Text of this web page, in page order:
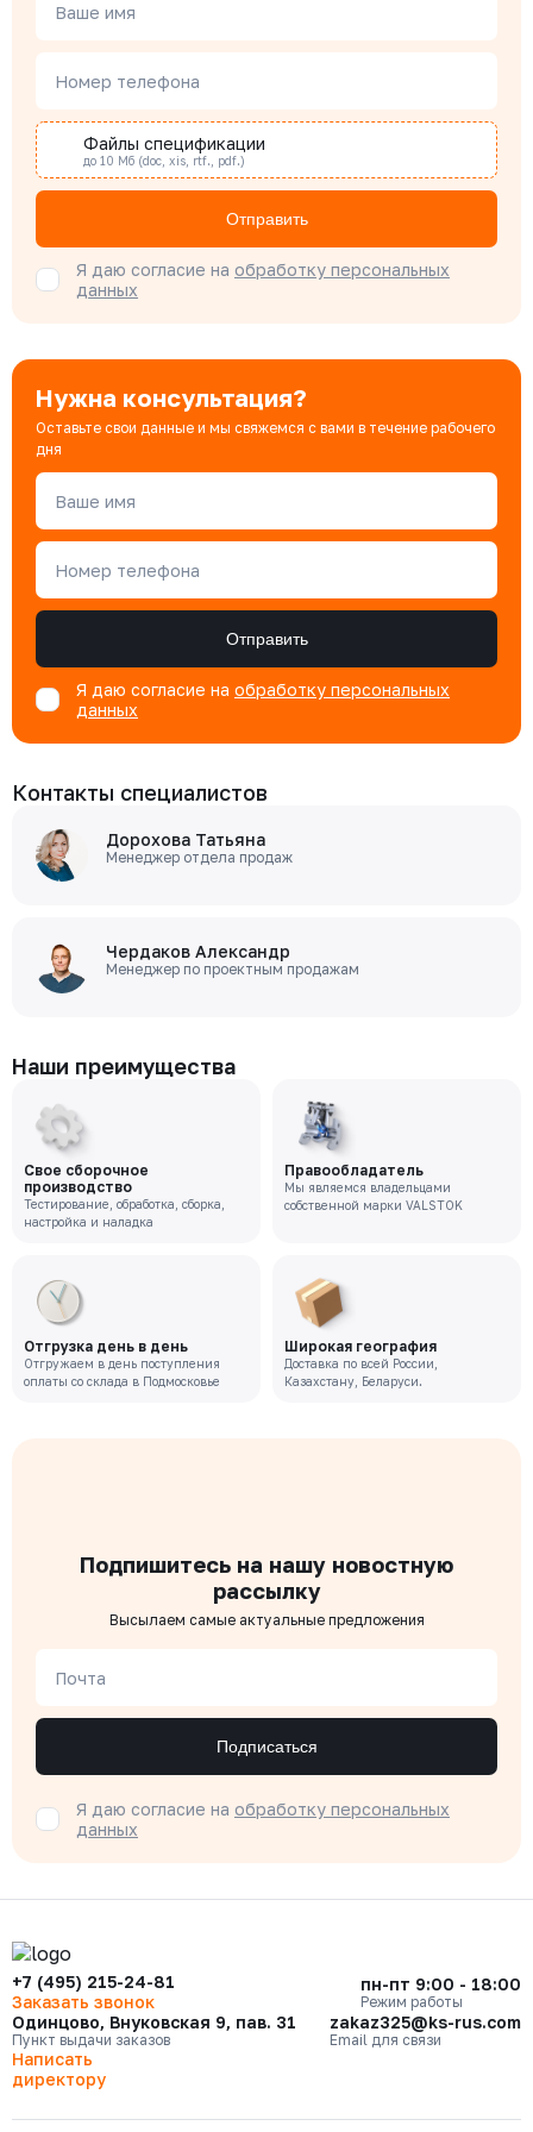
Наталья Гомонова
Бондарюк Евгения
Специалист отдела продаж
Ваше имя
Номер телефона
Файлы спецификации
до 10 Мб (doc, xis, rtf., pdf.)
Отправить
Я даю согласие на обработку персональных
данных
Нужна консультация?
Оставьте свои данные и мы свяжемся с вами в течение рабочего
дня
Ваше имя
Номер телефона
Отправить
Я даю согласие на обработку персональных
данных
Контакты специалистов
Дорохова Татьяна
Менеджер отдела продаж
Чердаков Александр
Менеджер по проектным продажам
Наши преимущества
Свое сборочное
производство
Тестирование, обработка, сборка,
настройка и наладка
Правообладатель
Мы являемся владельцами
собственной марки VALSTOK
Отгрузка день в день
Отгружаем в день поступления
оплаты со склада в Подмосковье
Широкая география
Доставка по всей России,
Казахстану, Беларуси.
Подпишитесь на нашу новостную
рассылку
Высылаем самые актуальные предложения
Почта
Подписаться
Я даю согласие на обработку персональных
данных
+7 (495) 215-24-81
Заказать звонок
пн-пт 9:00 - 18:00
Режим работы
Одинцово, Внуковская 9, пав. 31
Пункт выдачи заказов
zakaz325@ks-rus.com
Email для связи
Написать
директору